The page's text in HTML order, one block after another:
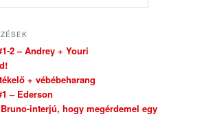
2 – Andrey + Youri
+ vébébeharang
– Ederson
interjú, hogy megérdemel egy